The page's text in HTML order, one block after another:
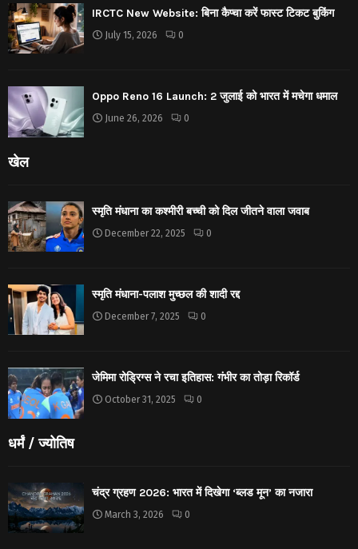
IRCTC New Website: बिना कैप्चा करें फास्ट टिकट बुकिंग
July 15, 2026 0
Oppo Reno 16 Launch: 2 जुलाई को भारत में मचेगा धमाल
June 26, 2026 0
खेल
स्मृति मंधाना का कश्मीरी बच्ची को दिल जीतने वाला जवाब
December 22, 2025 0
स्मृति मंधाना-पलाश मुच्छल की शादी रद्द
December 7, 2025 0
जेमिमा रोड्रिग्स ने रचा इतिहास: गंभीर का तोड़ा रिकॉर्ड
October 31, 2025 0
धर्मं / ज्योतिष
चंद्र ग्रहण 2026: भारत में दिखेगा ‘ब्लड मून’ का नजारा
March 3, 2026 0